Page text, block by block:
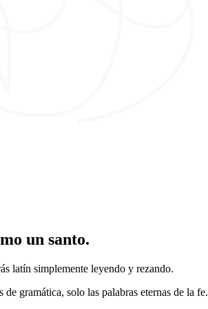
un santo.
latín simplemente leyendo y rezando.
gramática, solo las palabras eternas de la fe.